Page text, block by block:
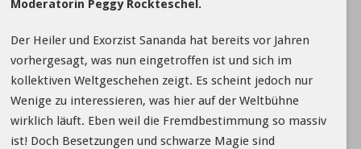
Moderatorin Peggy Rockteschel.
Der Heiler und Exorzist Sananda hat bereits vor Jahren
vorhergesagt, was nun eingetroffen ist und sich im
kollektiven Weltgeschehen zeigt. Es scheint jedoch nur
Wenige zu interessieren, was hier auf der Weltbühne
wirklich läuft. Eben weil die Fremdbestimmung so massiv
ist! Doch Besetzungen und schwarze Magie sind